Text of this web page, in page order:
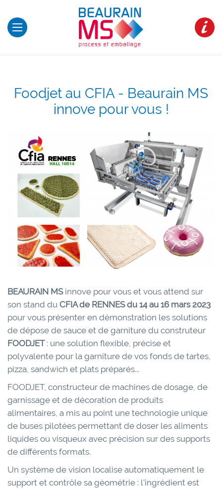
Foodjet au CFIA - Beaurain MS
innove pour vous !
BEAURAIN MSinnove pour vous et vous attend sur
son stand du CFIA de RENNES du 14 au 16 mars 2023
pour vous présenter en démonstration les solutions
de dépose de sauce et de garniture du construteur
FOODJET: une solution flexible, précise et
polyvalente pour la garniture de vos fonds de tartes,
pizza, sandwich et plats préparés...
FOODJET, constructeur de machines de dosage, de
garnissage et de décoration de produits
alimentaires, a mis au point une technologie unique
de buses pilotées permettant de doser les aliments
liquides ou visqueux avec précision sur des supports
de différents formats.
Un système de vision localise automatiquement le
support et contrôle sa géométrie : l'ingrédient est